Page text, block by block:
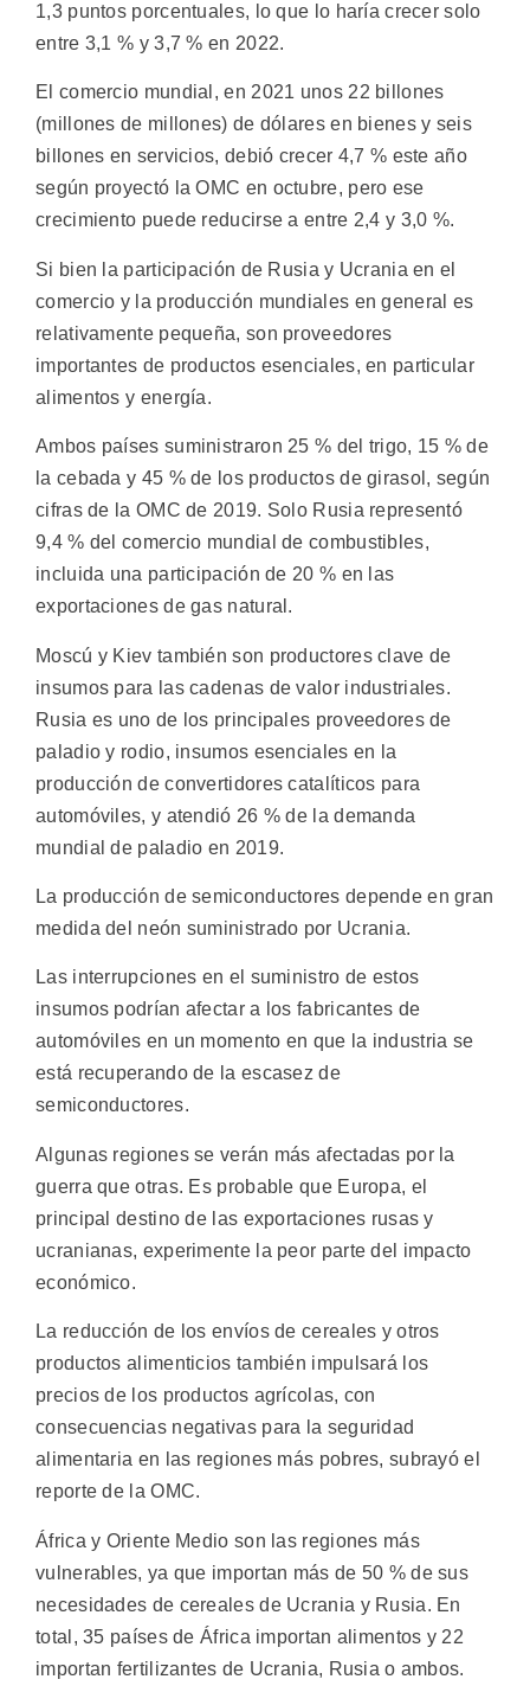
1,3 puntos porcentuales, lo que lo haría crecer solo
entre 3,1 % y 3,7 % en 2022.
El comercio mundial, en 2021 unos 22 billones
(millones de millones) de dólares en bienes y seis
billones en servicios, debió crecer 4,7 % este año
según proyectó la OMC en octubre, pero ese
crecimiento puede reducirse a entre 2,4 y 3,0 %.
Si bien la participación de Rusia y Ucrania en el
comercio y la producción mundiales en general es
relativamente pequeña, son proveedores
importantes de productos esenciales, en particular
alimentos y energía.
Ambos países suministraron 25 % del trigo, 15 % de
la cebada y 45 % de los productos de girasol, según
cifras de la OMC de 2019. Solo Rusia representó
9,4 % del comercio mundial de combustibles,
incluida una participación de 20 % en las
exportaciones de gas natural.
Moscú y Kiev también son productores clave de
insumos para las cadenas de valor industriales.
Rusia es uno de los principales proveedores de
paladio y rodio, insumos esenciales en la
producción de convertidores catalíticos para
automóviles, y atendió 26 % de la demanda
mundial de paladio en 2019.
La producción de semiconductores depende en gran
medida del neón suministrado por Ucrania.
Las interrupciones en el suministro de estos
insumos podrían afectar a los fabricantes de
automóviles en un momento en que la industria se
está recuperando de la escasez de
semiconductores.
Algunas regiones se verán más afectadas por la
guerra que otras. Es probable que Europa, el
principal destino de las exportaciones rusas y
ucranianas, experimente la peor parte del impacto
económico.
La reducción de los envíos de cereales y otros
productos alimenticios también impulsará los
precios de los productos agrícolas, con
consecuencias negativas para la seguridad
alimentaria en las regiones más pobres, subrayó el
reporte de la OMC.
África y Oriente Medio son las regiones más
vulnerables, ya que importan más de 50 % de sus
necesidades de cereales de Ucrania y Rusia. En
total, 35 países de África importan alimentos y 22
importan fertilizantes de Ucrania, Rusia o ambos.